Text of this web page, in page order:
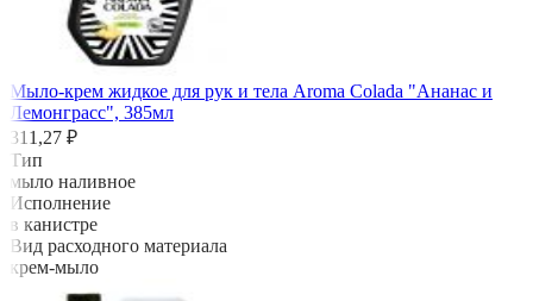
Мыло-крем жидкое для рук и тела Aroma Colada "Ананас и
Лемонграсс", 385мл
311,27 ₽
Тип
мыло наливное
Исполнение
в канистре
Вид расходного материала
крем-мыло